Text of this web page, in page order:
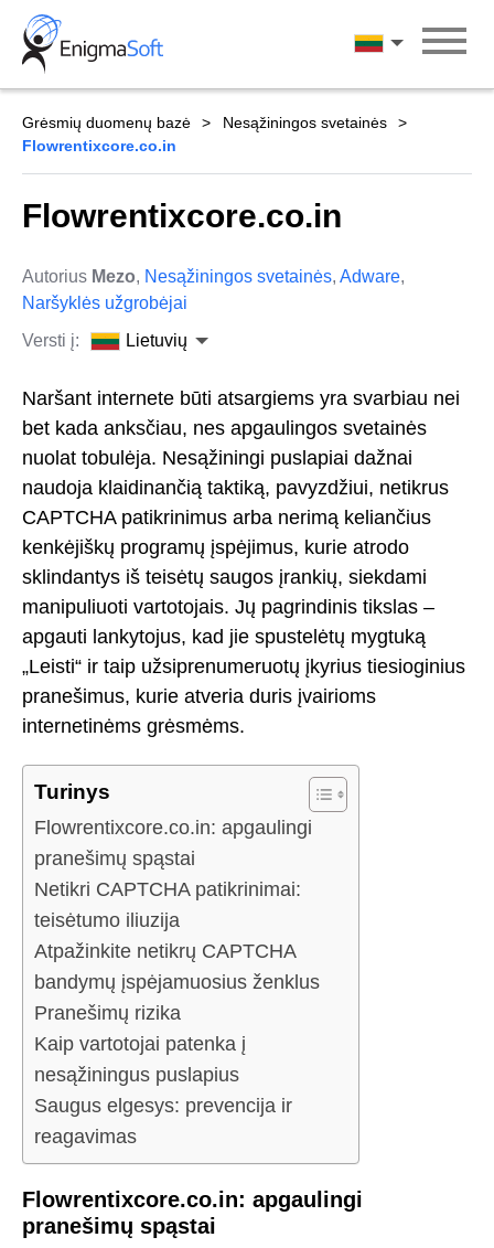
Skip
content
Lietuvių
Grėsmių duomenų bazė
Nesąžiningos svetainės
Flowrentixcore.co.in
Flowrentixcore.co.in
Autorius Mezo, Nesąžiningos svetainės, Adware,
Naršyklės užgrobėjai
Versti į:
Lietuvių
Naršant internete būti atsargiems yra svarbiau nei
bet kada anksčiau, nes apgaulingos svetainės
nuolat tobulėja. Nesąžiningi puslapiai dažnai
naudoja klaidinančią taktiką, pavyzdžiui, netikrus
CAPTCHA patikrinimus arba nerimą keliančius
kenkėjiškų programų įspėjimus, kurie atrodo
sklindantys iš teisėtų saugos įrankių, siekdami
manipuliuoti vartotojais. Jų pagrindinis tikslas –
apgauti lankytojus, kad jie spustelėtų mygtuką
„Leisti“ ir taip užsiprenumeruotų įkyrius tiesioginius
pranešimus, kurie atveria duris įvairioms
internetinėms grėsmėms.
Turinys
Flowrentixcore.co.in: apgaulingi
pranešimų spąstai
Netikri CAPTCHA patikrinimai:
teisėtumo iliuzija
Atpažinkite netikrų CAPTCHA
bandymų įspėjamuosius ženklus
Pranešimų rizika
Kaip vartotojai patenka į
nesąžiningus puslapius
Saugus elgesys: prevencija ir
reagavimas
Flowrentixcore.co.in: apgaulingi
pranešimų spąstai